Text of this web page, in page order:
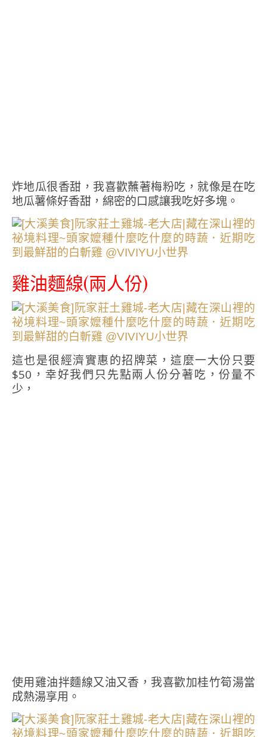
炸地瓜很香甜，我喜歡蘸著梅粉吃，就像是在吃
地瓜薯條好香甜，綿密的口感讓我吃好多塊。
雞油麵線(兩人份)
這也是很經濟實惠的招牌菜，這麼一大份只要
$50，幸好我們只先點兩人份分著吃，份量不
少，
使用雞油拌麵線又油又香，我喜歡加桂竹筍湯當
成熱湯享用。